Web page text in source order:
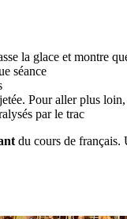
la glace et montre
séance
Pour aller plus loin,
par le trac
du cours de français.